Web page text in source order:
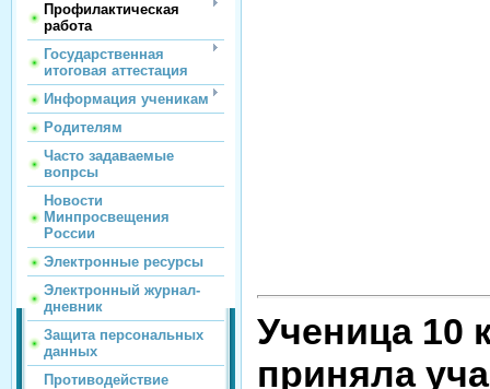
Профилактическая
работа
Государственная
итоговая аттестация
Информация ученикам
Родителям
Часто задаваемые
вопрсы
Новости
Минпросвещения
России
Электронные ресурсы
Электронный журнал-
дневник
Защита персональных
данных
Противодействие
Ученица 10
приняла